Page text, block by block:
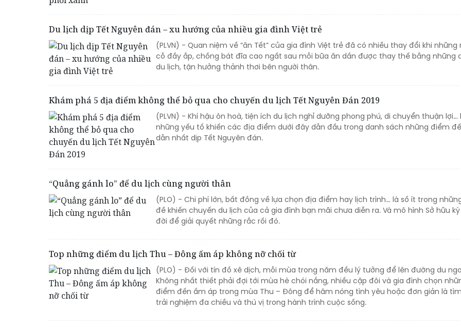
Du lịch dịp Tết Nguyên đán – xu hướng của nhiều gia đình Việt trẻ
(PLVN) - Quan niệm về “ăn Tết” của gia đình Việt trẻ đã có nhiều thay đổi khi những
cỗ đầy ắp, chồng bát đĩa cao ngất sau mỗi bữa ăn dần được thay thế bằng những
du lịch, tận hưởng thảnh thơi bên người thân.
Khám phá 5 địa điểm không thể bỏ qua cho chuyến du lịch Tết Nguyên Đán 2019
(PLVN) - Khí hậu ôn hoà, tiện ích du lịch nghỉ dưỡng phong phú, di chuyển thuận lợi…
những yếu tố khiến các địa điểm dưới đây dẫn đầu trong danh sách những điểm
dẫn nhất dịp Tết Nguyên đán.
“Quẳng gánh lo” để du lịch cùng người thân
(PLO) - Chi phí lớn, bất đồng về lựa chọn địa điểm hay lịch trình… là số ít trong
đề khiến chuyến du lịch của cả gia đình bạn mãi chưa diễn ra. Và mô hình Sở hữu
đời để giải quyết những rắc rối đó.
Top những điểm du lịch Thu – Đông ấm áp không nỡ chối từ
(PLO) - Đối với tín đồ xê dịch, mỗi mùa trong năm đều lý tưởng để lên đường du
Không nhất thiết phải đợi tới mùa hè chói nắng, nhiều cặp đôi và gia đình chọn
điểm đến ấm áp trong mùa Thu – Đông để hâm nóng tình yêu hoặc đơn giản là
trải nghiệm đa chiều và thú vị trong hành trình cuộc sống.